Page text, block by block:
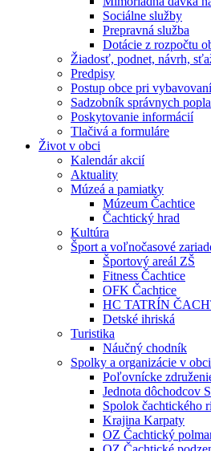
Sociálne služby
Prepravná služba
Dotácie z rozpočtu
Žiadosť, podnet, návrh,
Predpisy
Postup obce pri
Sadzobník správnych
Poskytovanie informácií
Tlačivá a formuláre
Život v obci
Kalendár akcií
Aktuality
Múzeá a pamiatky
Múzeum Čachtice
Čachtický hrad
Kultúra
Šport a voľnočasové
Športový areál ZŠ
Fitness Čachtice
OFK Čachtice
HC TATRÍN
Detské ihriská
Turistika
Náučný chodník
Spolky a organizácie v obci
Poľovnícke
Jednota dôchodcov
Spolok čachtického
Krajina Karpaty
OZ Čachtický